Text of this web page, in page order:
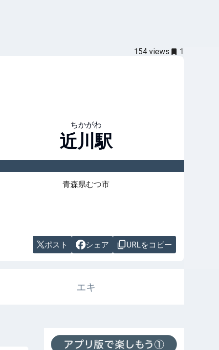
154 views 1
ちかがわ
近川駅
青森県むつ市
ポスト シェア URLをコピー
エキ